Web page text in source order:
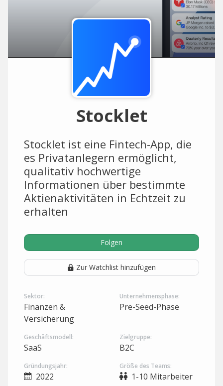
Stocklet
Stocklet ist eine Fintech-App, die
es Privatanlegern ermöglicht,
qualitativ hochwertige
Informationen über bestimmte
Aktienaktivitäten in Echtzeit zu
erhalten
Folgen
Zur Watchlist hinzufügen
Sektor:
Finanzen &
Versicherung
Unternehmensphase:
Pre-Seed-Phase
Geschäftsmodell:
SaaS
Zielgruppe:
B2C
Gründungsjahr:
2022
Größe des Teams:
1-10 Mitarbeiter